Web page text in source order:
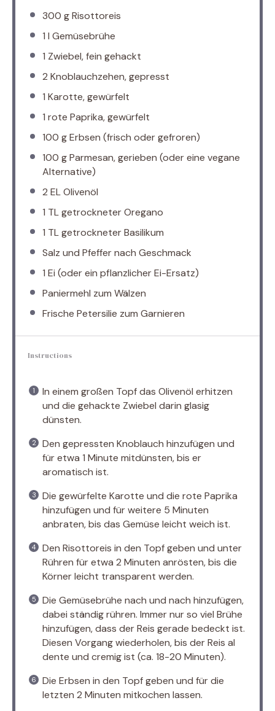
300 gRisottoreis
1 l Gemüsebrühe
1 Zwiebel, fein gehackt
2 Knoblauchzehen, gepresst
1 Karotte, gewürfelt
1 rote Paprika, gewürfelt
100 gErbsen (frisch oder gefroren)
100 gParmesan, gerieben (oder eine vegane
Alternative)
2 EL Olivenöl
1 TL getrockneter Oregano
1 TL getrockneter Basilikum
Salz und Pfeffer nach Geschmack
1 Ei (oder ein pflanzlicher Ei-Ersatz)
Paniermehl zum Wälzen
Frische Petersilie zum Garnieren
Instructions
In einem großen Topf das Olivenöl erhitzen
und die gehackte Zwiebel darin glasig
dünsten.
Den gepressten Knoblauch hinzufügen und
für etwa 1 Minute mitdünsten, bis er
aromatisch ist.
Die gewürfelte Karotte und die rote Paprika
hinzufügen und für weitere 5 Minuten
anbraten, bis das Gemüse leicht weich ist.
Den Risottoreis in den Topf geben und unter
Rühren für etwa 2 Minuten anrösten, bis die
Körner leicht transparent werden.
Die Gemüsebrühe nach und nach hinzufügen,
dabei ständig rühren. Immer nur so viel Brühe
hinzufügen, dass der Reis gerade bedeckt ist.
Diesen Vorgang wiederholen, bis der Reis al
dente und cremig ist (ca. 18-20 Minuten).
Die Erbsen in den Topf geben und für die
letzten 2 Minuten mitkochen lassen.